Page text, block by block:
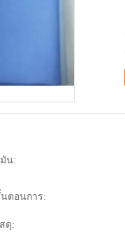
น:
ตอนการ:
ดุ: